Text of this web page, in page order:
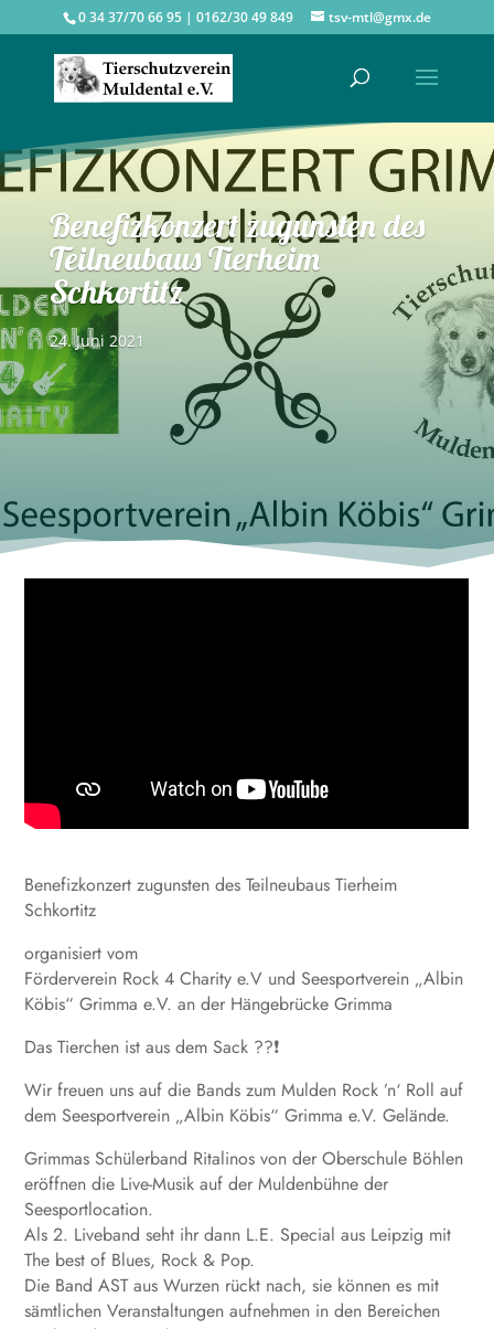
0 34 37/70 66 95 | 0162/30 49 849 tsv-mtl@gmx.de
Benefizkonzert zugunsten des
Teilneubaus Tierheim
Schkortitz
24. Juni 2021
Benefizkonzert zugunsten des Teilneubaus Tierheim
Schkortitz
organisiert vom
Förderverein Rock 4 Charity e.V und Seesportverein „Albin
Köbis“ Grimma e.V. an der Hängebrücke Grimma
Das Tierchen ist aus dem Sack ??❗
Wir freuen uns auf die Bands zum Mulden Rock ’n‘ Roll auf
dem Seesportverein „Albin Köbis“ Grimma e.V. Gelände.
Grimmas Schülerband Ritalinos von der Oberschule Böhlen
eröffnen die Live-Musik auf der Muldenbühne der
Seesportlocation.
Als 2. Liveband seht ihr dann L.E. Special aus Leipzig mit
The best of Blues, Rock & Pop.
Die Band AST aus Wurzen rückt nach, sie können es mit
sämtlichen Veranstaltungen aufnehmen in den Bereichen